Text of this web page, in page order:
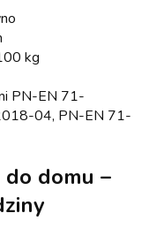
kg
PN-EN 71-
04, PN-EN 71-
domu –